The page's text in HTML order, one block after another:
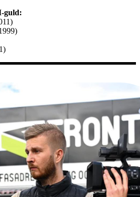
guld: